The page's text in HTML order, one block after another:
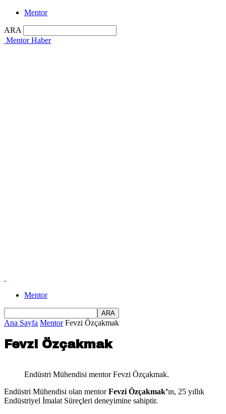
Mentor
ARA
Mentor Haber
Mentor
Ana Sayfa Mentor Fevzi Özçakmak
Fevzi Özçakmak
Endüstri Mühendisi mentor Fevzi Özçakmak.
Endüstri Mühendisi olan mentorFevzi Özçakmak’ın, 25 yıllık
Endüstriyel İmalat Süreçleri deneyimine sahiptir.